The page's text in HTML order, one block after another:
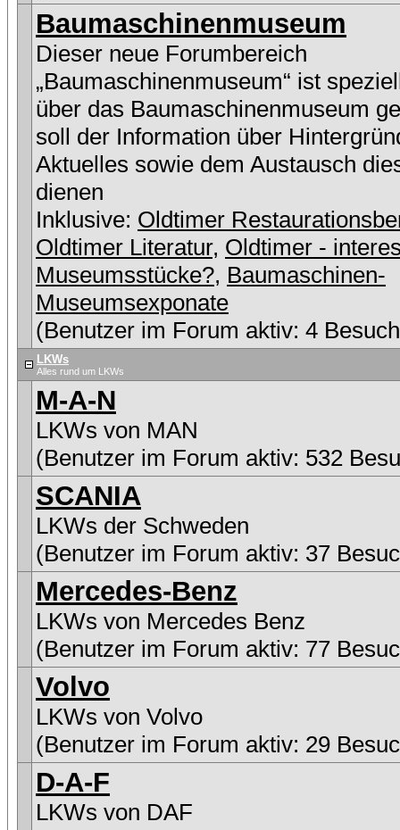
Baumaschinenmuseum
Dieser neue Forumbereich
„Baumaschinenmuseum“ ist
über das Baumaschinenmuseum
soll der Information über
Aktuelles sowie dem Austausch
dienen
Inklusive: Oldtimer
Oldtimer Literatur, Oldtimer -
Museumsstücke?, Baumaschinen-
Museumsexponate
(Benutzer im Forum aktiv: 4
LKWs
Alles rund um LKWs
M-A-N
LKWs von MAN
(Benutzer im Forum aktiv: 532
SCANIA
LKWs der Schweden
(Benutzer im Forum aktiv: 37
Mercedes-Benz
LKWs von Mercedes Benz
(Benutzer im Forum aktiv: 77
Volvo
LKWs von Volvo
(Benutzer im Forum aktiv: 29
D-A-F
LKWs von DAF